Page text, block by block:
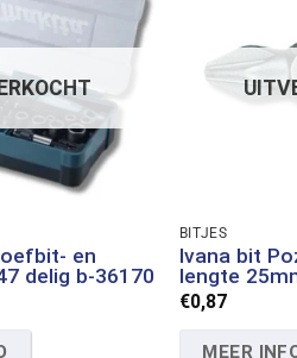
en
delig b-36170
BITJES
Ivana bit
lengte
€0,87
MEER